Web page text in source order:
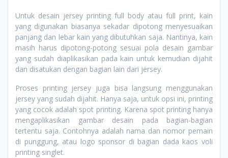
Untuk desain jersey printing full body atau full print, kain
yang digunakan biasanya sekadar dipotong menyesuaikan
panjang dan lebar kain yang dibutuhkan saja. Nantinya, kain
masih harus dipotong-potong sesuai pola desain gambar
yang sudah diaplikasikan pada kain untuk kemudian dijahit
dan disatukan dengan bagian lain dari jersey.
Proses printing jersey juga bisa langsung menggunakan
jersey yang sudah dijahit. Hanya saja, untuk opsi ini, printing
yang cocok adalah spot printing. Karena spot printing hanya
mengaplikasikan gambar desain pada bagian-bagian
tertentu saja. Contohnya adalah nama dan nomor pemain
di punggung, atau logo sponsor di bagian dada kaos voli
printing singlet.